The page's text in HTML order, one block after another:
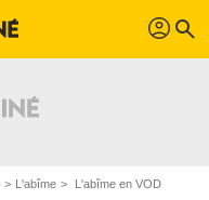
profil search
L'abîme L'abîme en VOD